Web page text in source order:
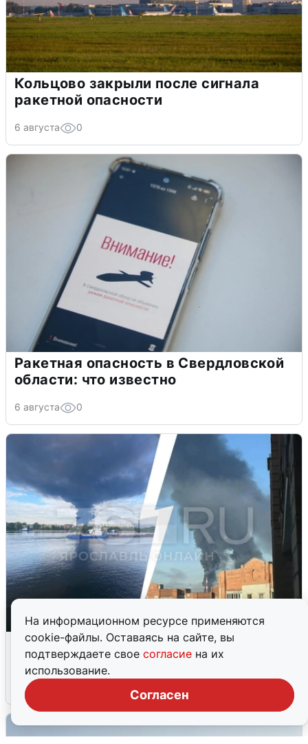
На информационном ресурсе применяются
cookie-файлы. Оставаясь на сайте, вы
подтверждаете свое согласие на их
использование.
Согласен
Кольцово закрыли после сигнала
ракетной опасности
6 августа 0
Ракетная опасность в Свердловской
области: что известно
6 августа 0
Ночная атака БПЛА на Ярославль:
попадания и последствия
6 августа